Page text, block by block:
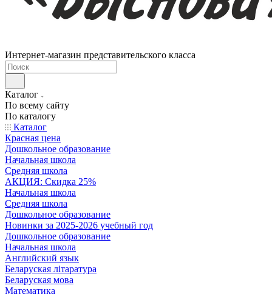
Интернет-магазин представительского класса
Каталог
По всему сайту
По каталогу
Каталог
Красная цена
Дошкольное образование
Начальная школа
Средняя школа
АКЦИЯ: Скидка 25%
Начальная школа
Средняя школа
Дошкольное образование
Новинки за 2025-2026 учебный год
Дошкольное образование
Начальная школа
Английский язык
Беларуская літаратура
Беларуская мова
Математика